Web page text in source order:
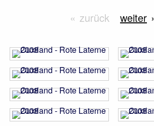
zurück weiter